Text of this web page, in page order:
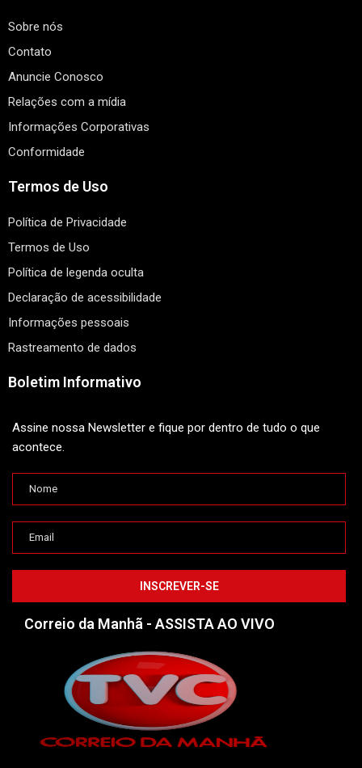
Sobre nós
Contato
Anuncie Conosco
Relações com a mídia
Informações Corporativas
Conformidade
Termos de Uso
Política de Privacidade
Termos de Uso
Política de legenda oculta
Declaração de acessibilidade
Informações pessoais
Rastreamento de dados
Boletim Informativo
Assine nossa Newsletter e fique por dentro de tudo o que
acontece.
Correio da Manhã - ASSISTA AO VIVO